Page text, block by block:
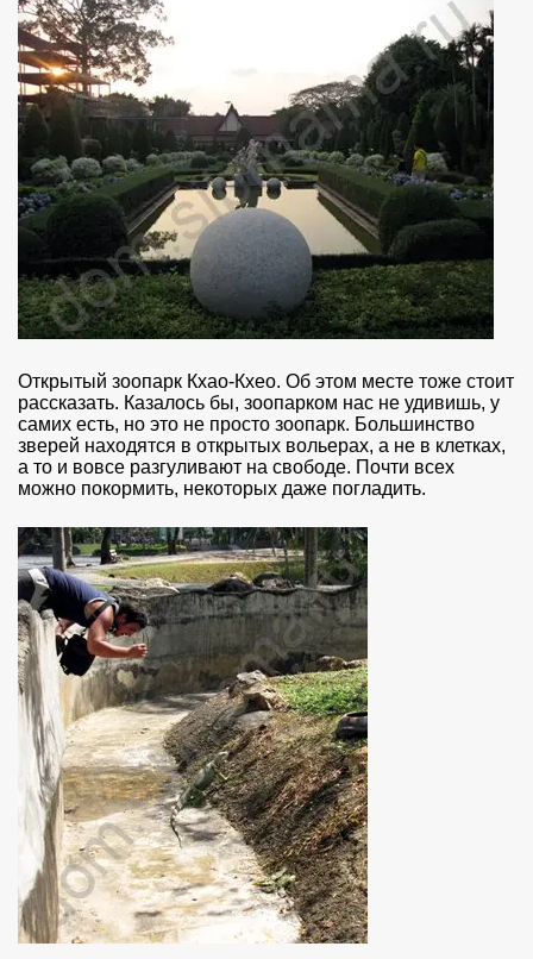
Открытый зоопарк Кхао-Кхео. Об этом месте тоже стоит
рассказать. Казалось бы, зоопарком нас не удивишь, у
самих есть, но это не просто зоопарк. Большинство
зверей находятся в открытых вольерах, а не в клетках,
а то и вовсе разгуливают на свободе. Почти всех
можно покормить, некоторых даже погладить.